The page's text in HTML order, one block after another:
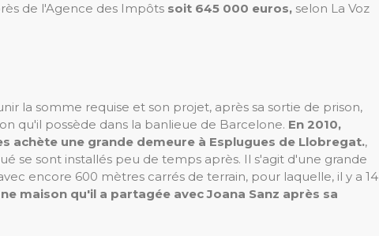
de l'Agence des Impôts soit 645 000 euros, selon La Voz
la somme requise et son projet, après sa sortie de prison,
qu'il possède dans la banlieue de Barcelone. En 2010,
achète une grande demeure à Esplugues de Llobregat.,
se sont installés peu de temps après. Il s'agit d'une grande
encore 600 mètres carrés de terrain, pour laquelle, il y a 14
maison qu'il a partagée avec Joana Sanz après sa